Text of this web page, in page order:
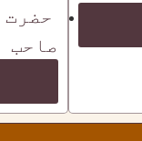
حضرت
صاحب